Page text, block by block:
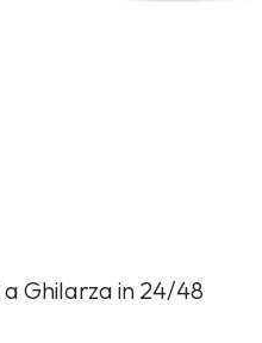
a Ghilarza in 24/48